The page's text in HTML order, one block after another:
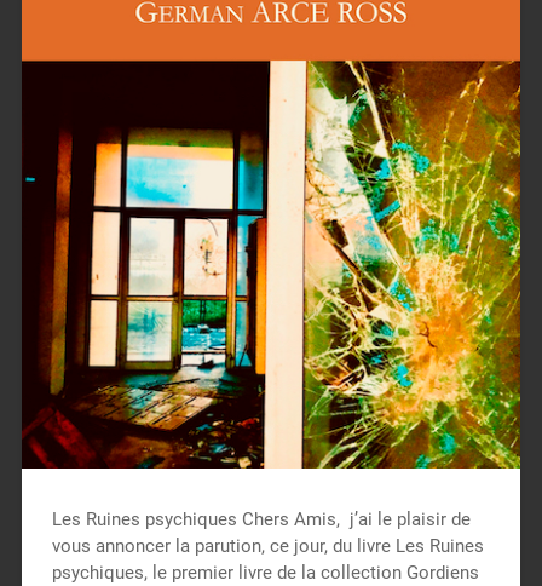
Les Ruines psychiques Chers Amis, j’ai le plaisir de
vous annoncer la parution, ce jour, du livre Les Ruines
psychiques, le premier livre de la collection Gordiens